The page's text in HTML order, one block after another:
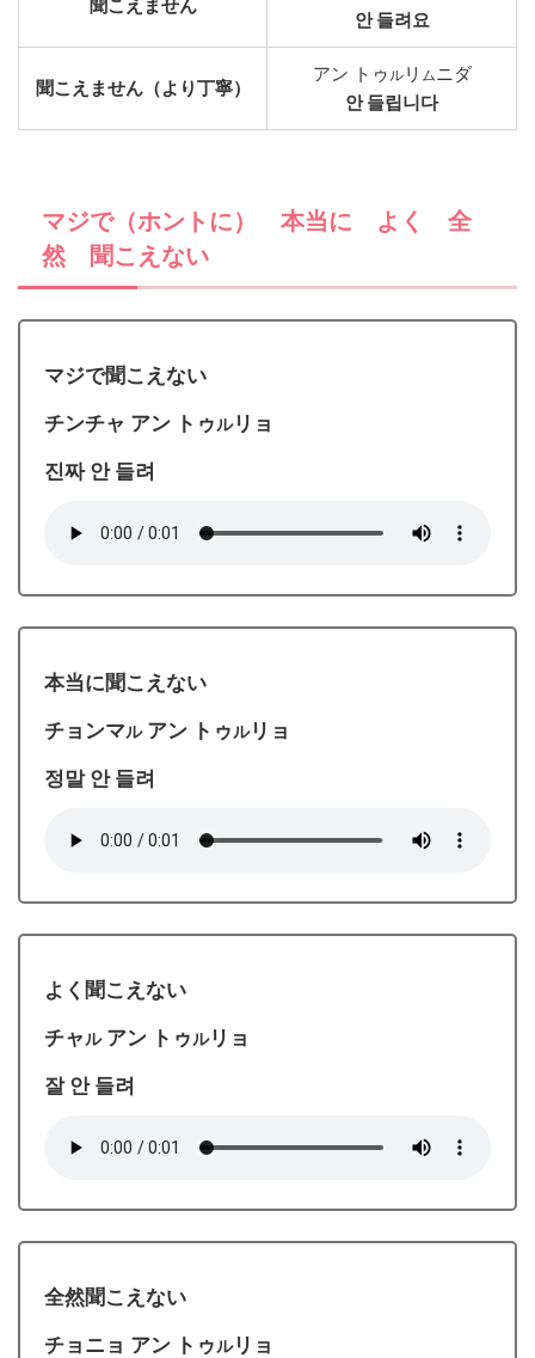
聞こえません
안 들려요
聞こえません（より丁寧）
アン トゥ ルリ ムニダ
안 들립니다
マジで（ホントに） 本当に よく 全
然 聞こえない
マジで聞こえない
チンチャ アン トゥルリョ
진짜 안 들려
本当に聞こえない
チョンマルアン トゥルリョ
정말 안 들려
よく聞こえない
チャルアン トゥルリョ
잘 안 들려
全然聞こえない
チョニョ アン トゥルリョ